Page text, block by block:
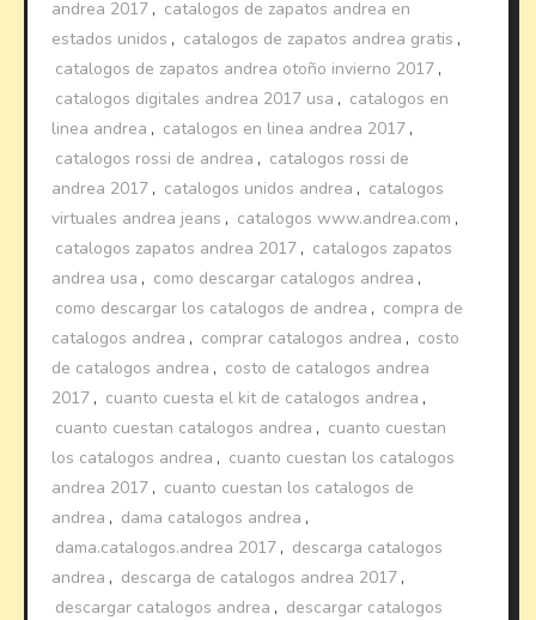
andrea 2017 , catalogos de zapatos andrea en
estados unidos , catalogos de zapatos andrea gratis ,
catalogos de zapatos andrea otoño invierno 2017 ,
catalogos digitales andrea 2017 usa , catalogos en
linea andrea , catalogos en linea andrea 2017 ,
catalogos rossi de andrea , catalogos rossi de
andrea 2017 , catalogos unidos andrea , catalogos
virtuales andrea jeans , catalogos www.andrea.com ,
catalogos zapatos andrea 2017 , catalogos zapatos
andrea usa , como descargar catalogos andrea ,
como descargar los catalogos de andrea , compra de
catalogos andrea , comprar catalogos andrea , costo
de catalogos andrea , costo de catalogos andrea
2017 , cuanto cuesta el kit de catalogos andrea ,
cuanto cuestan catalogos andrea , cuanto cuestan
los catalogos andrea , cuanto cuestan los catalogos
andrea 2017 , cuanto cuestan los catalogos de
andrea , dama catalogos andrea ,
dama.catalogos.andrea 2017 , descarga catalogos
andrea , descarga de catalogos andrea 2017 ,
descargar catalogos andrea , descargar catalogos